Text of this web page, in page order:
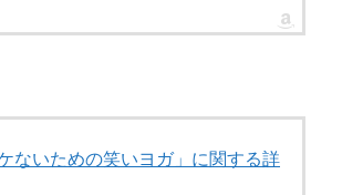
ないための笑いヨガ」に関する詳